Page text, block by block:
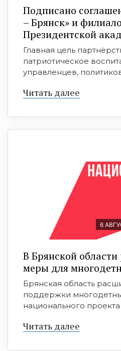
Подписано
– Брянск» и
Президентской
Главная цель
патриотическое
управленцев,
Читать далее
6
В Брянской
меры для
Брянская область
поддержки
национального проекта
Читать далее